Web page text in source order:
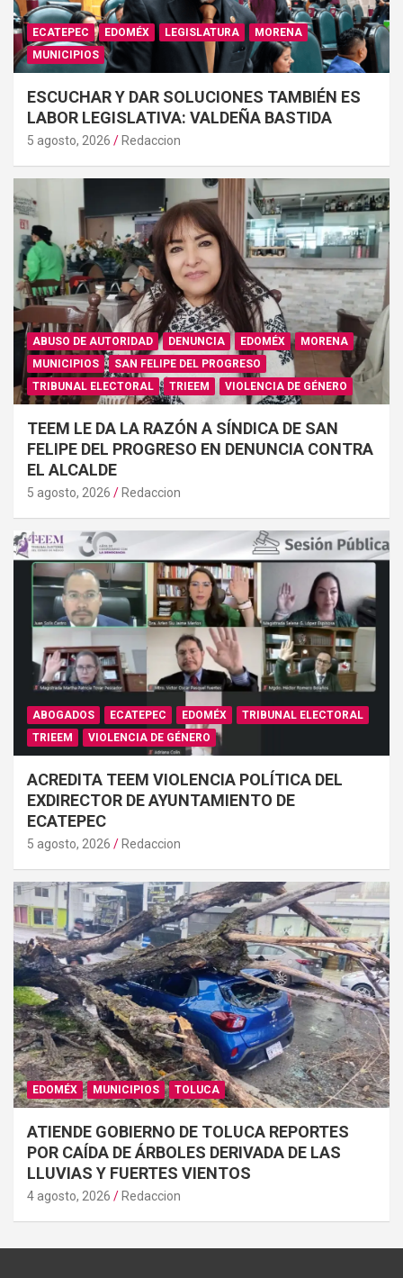
ECATEPEC EDOMÉX LEGISLATURA
MORENA
MUNICIPIOS
ESCUCHAR Y DAR SOLUCIONES TAMBIÉN ES
LABOR LEGISLATIVA: VALDEÑA BASTIDA
5 agosto, 2026 Redaccion
ABUSO DE AUTORIDAD DENUNCIA EDOMÉX
MORENA
MUNICIPIOS
SAN FELIPE DEL PROGRESO
TRIBUNAL ELECTORAL
TRIEEM VIOLENCIA DE GÉNERO
TEEM LE DA LA RAZÓN A SÍNDICA DE SAN
FELIPE DEL PROGRESO EN DENUNCIA CONTRA
EL ALCALDE
5 agosto, 2026 Redaccion
ABOGADOS ECATEPEC EDOMÉX
TRIBUNAL ELECTORAL
TRIEEM
VIOLENCIA DE GÉNERO
ACREDITA TEEM VIOLENCIA POLÍTICA DEL
EXDIRECTOR DE AYUNTAMIENTO DE
ECATEPEC
5 agosto, 2026 Redaccion
EDOMÉX MUNICIPIOS TOLUCA
ATIENDE GOBIERNO DE TOLUCA REPORTES
POR CAÍDA DE ÁRBOLES DERIVADA DE LAS
LLUVIAS Y FUERTES VIENTOS
4 agosto, 2026 Redaccion